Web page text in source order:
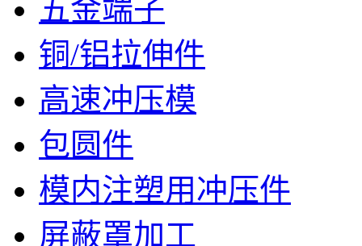
五金端子
铜/铝拉伸件
高速冲压模
包圆件
模内注塑用冲压件
屏蔽罩加工